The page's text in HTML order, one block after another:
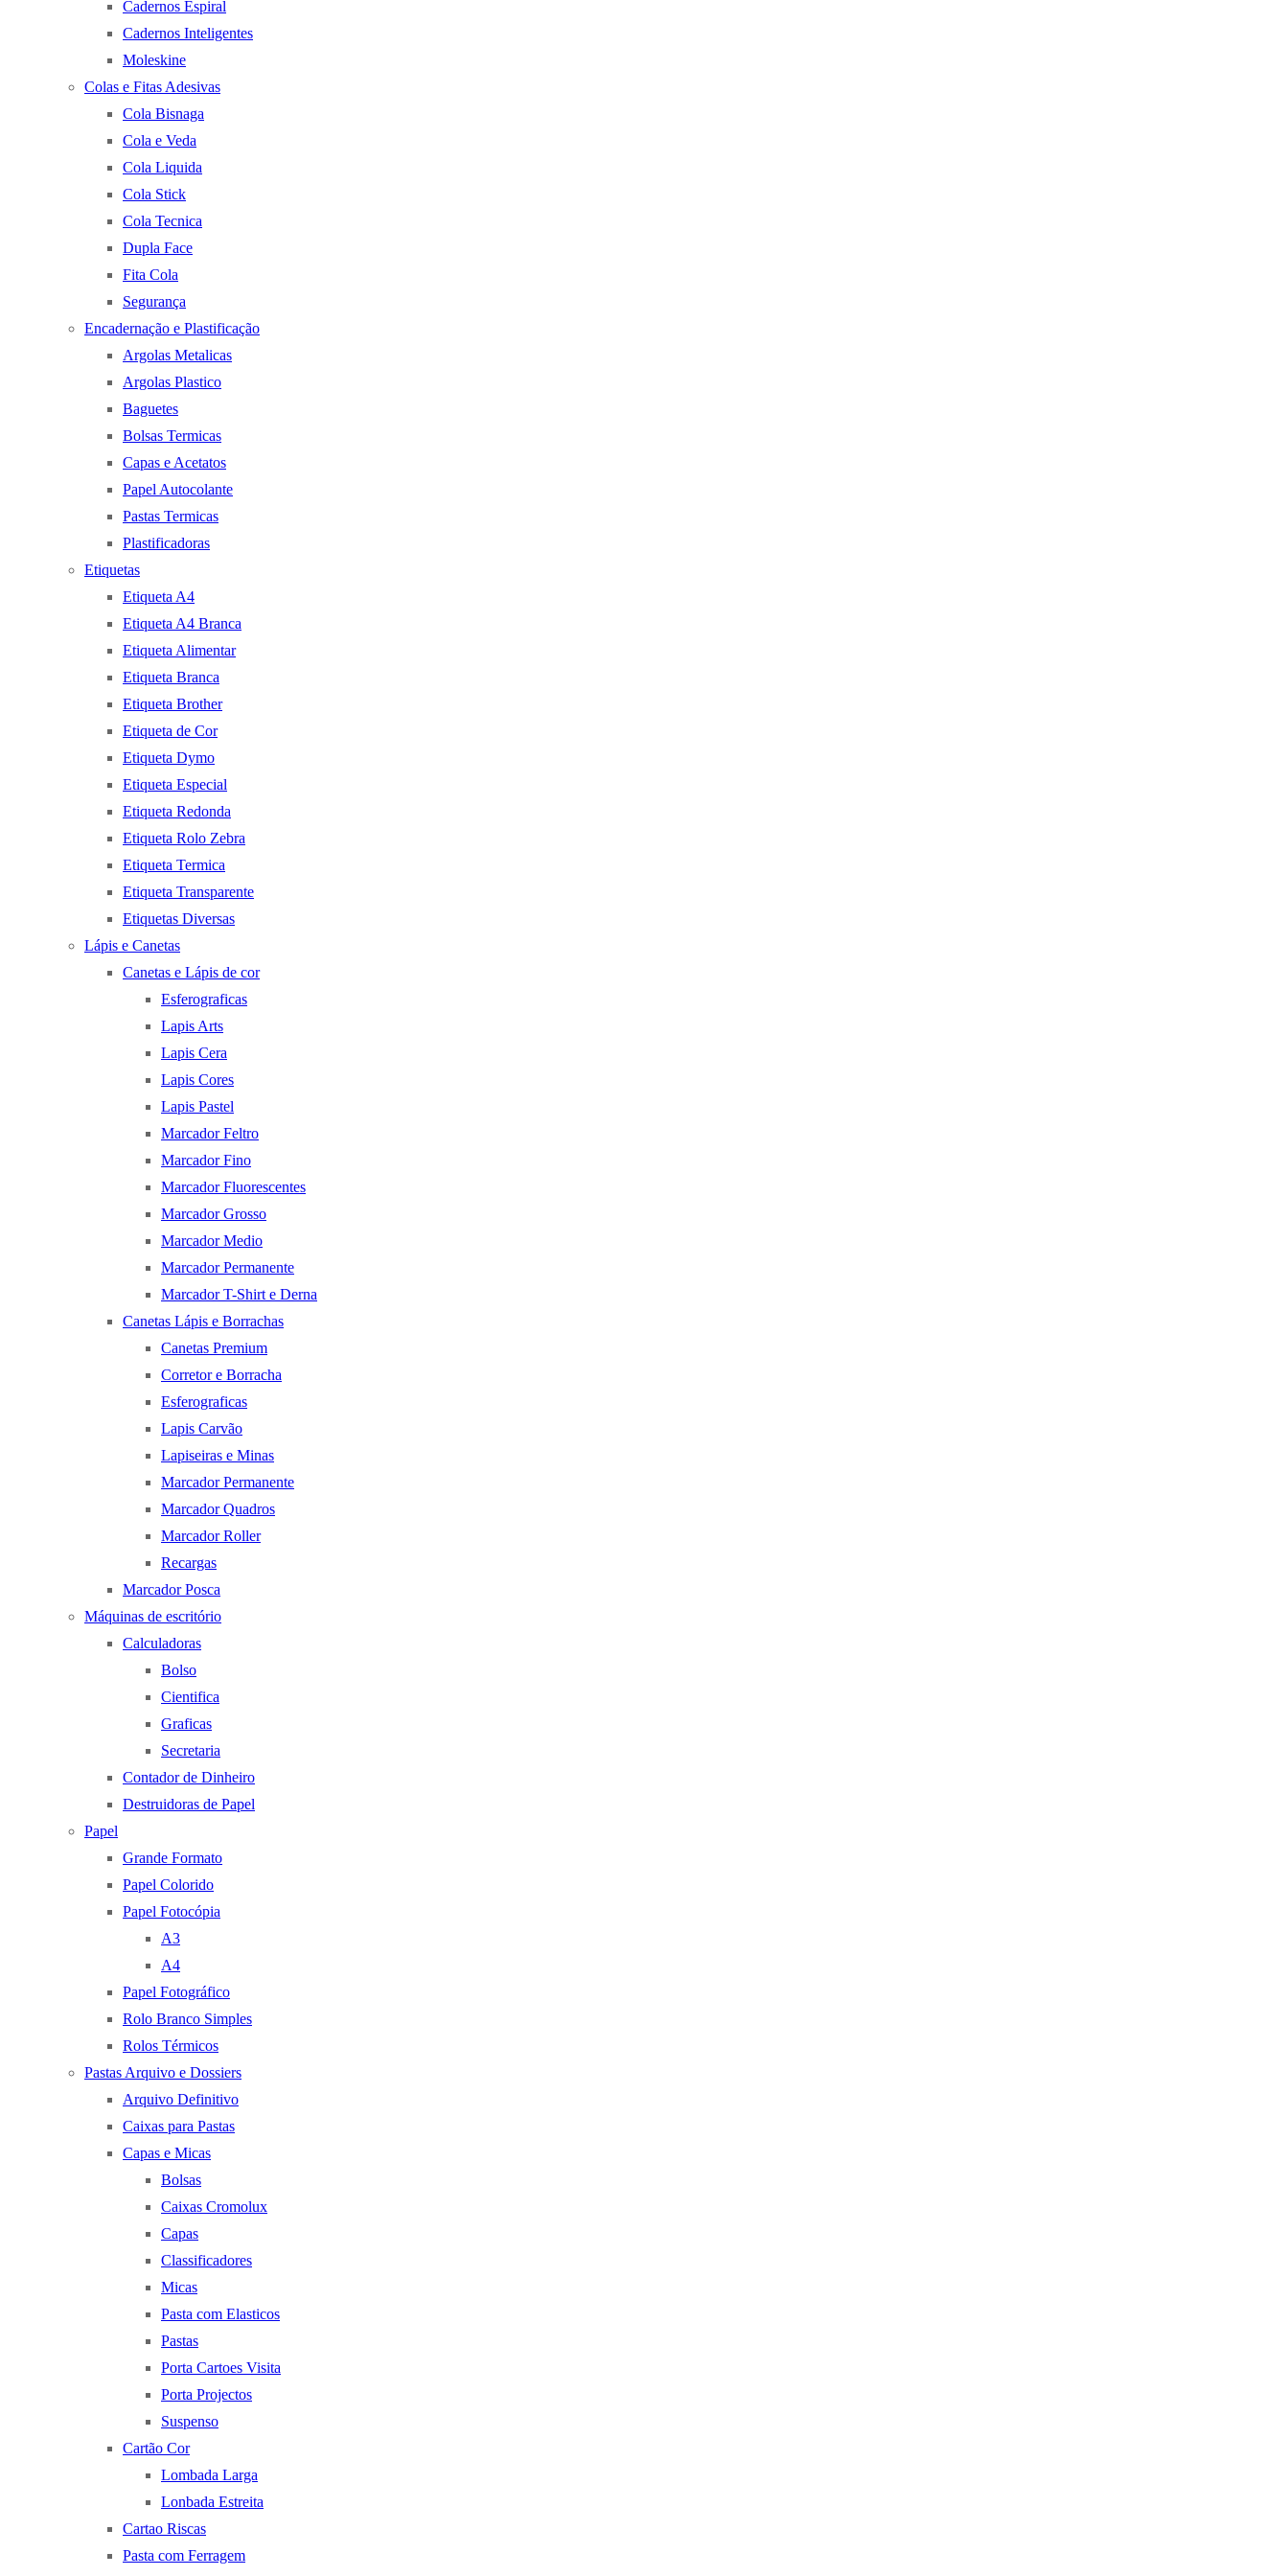
Cadernos Espiral
Cadernos Inteligentes
Moleskine
Colas e Fitas Adesivas
Cola Bisnaga
Cola e Veda
Cola Liquida
Cola Stick
Cola Tecnica
Dupla Face
Fita Cola
Segurança
Encadernação e Plastificação
Argolas Metalicas
Argolas Plastico
Baguetes
Bolsas Termicas
Capas e Acetatos
Papel Autocolante
Pastas Termicas
Plastificadoras
Etiquetas
Etiqueta A4
Etiqueta A4 Branca
Etiqueta Alimentar
Etiqueta Branca
Etiqueta Brother
Etiqueta de Cor
Etiqueta Dymo
Etiqueta Especial
Etiqueta Redonda
Etiqueta Rolo Zebra
Etiqueta Termica
Etiqueta Transparente
Etiquetas Diversas
Lápis e Canetas
Canetas e Lápis de cor
Esferograficas
Lapis Arts
Lapis Cera
Lapis Cores
Lapis Pastel
Marcador Feltro
Marcador Fino
Marcador Fluorescentes
Marcador Grosso
Marcador Medio
Marcador Permanente
Marcador T-Shirt e Derna
Canetas Lápis e Borrachas
Canetas Premium
Corretor e Borracha
Esferograficas
Lapis Carvão
Lapiseiras e Minas
Marcador Permanente
Marcador Quadros
Marcador Roller
Recargas
Marcador Posca
Máquinas de escritório
Calculadoras
Bolso
Cientifica
Graficas
Secretaria
Contador de Dinheiro
Destruidoras de Papel
Papel
Grande Formato
Papel Colorido
Papel Fotocópia
A3
A4
Papel Fotográfico
Rolo Branco Simples
Rolos Térmicos
Pastas Arquivo e Dossiers
Arquivo Definitivo
Caixas para Pastas
Capas e Micas
Bolsas
Caixas Cromolux
Capas
Classificadores
Micas
Pasta com Elasticos
Pastas
Porta Cartoes Visita
Porta Projectos
Suspenso
Cartão Cor
Lombada Larga
Lonbada Estreita
Cartao Riscas
Pasta com Ferragem